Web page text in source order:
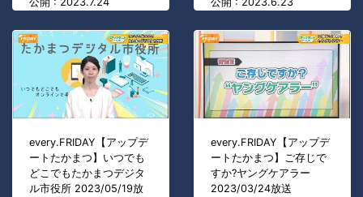
every.FRIDAY【アップデ
ートたかまつ】いつでも
どこでもたかまつデジタ
ル市役所 2023/05/19放
every.FRIDAY【アップデ
ートたかまつ】ご存じで
すか?ヤングケアラー
2023/03/24放送